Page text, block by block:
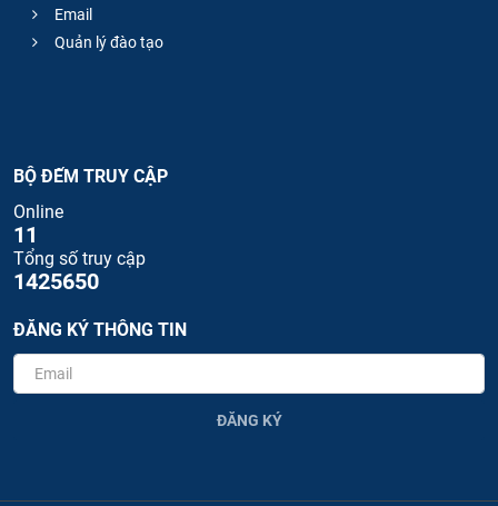
Email
Quản lý đào tạo
BỘ ĐẾM TRUY CẬP
Online
11
Tổng số truy cập
1425650
ĐĂNG KÝ THÔNG TIN
ĐĂNG KÝ